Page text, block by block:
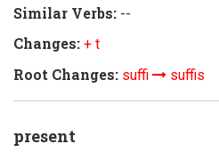
Similar Verbs: --
Changes: + t
Root Changes: suffi suffis
present